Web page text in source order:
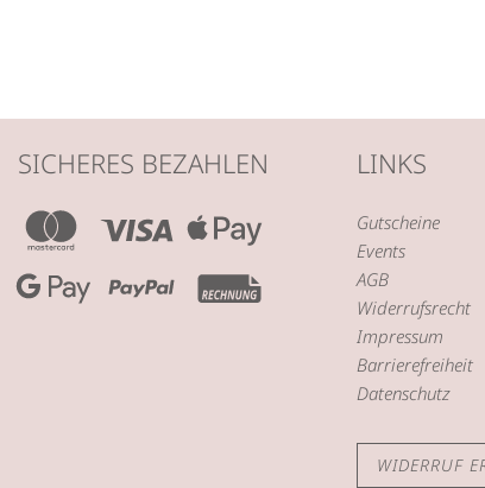
SICHERES BEZAHLEN LINKS
Gutscheine
Events
AGB
Widerrufsrecht
Impressum
Barrierefreiheit
Datenschutz
WIDERRUF